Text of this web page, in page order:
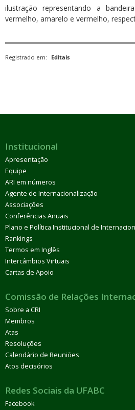
ilustração representando a
vermelho, amarelo e vermelho,
Registrado em: Editais
Institucional
Apresentação
Equipe
ARI em números
Agente de Internacionalização
Associações
Conferências Anuais
Plano e Política Institucional de
Rankings
Termos em Inglês
Intercâmbios Virtuais
Cartas de Apoio
Comissão de Relações
Sobre a CRI
Membros
Atas
Resoluções
Calendário de Reuniões
Atos decisórios
Redes Sociais da UFABC
Facebook